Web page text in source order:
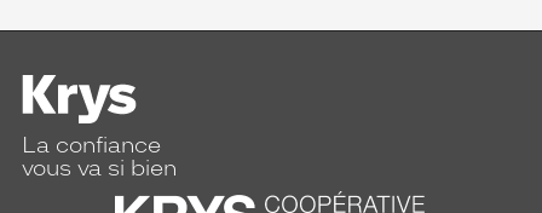
La confiance
vous va si bien